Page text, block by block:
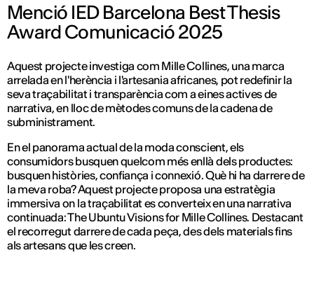
Menció IED Barcelona Best Thesis
Award Comunicació 2025
Aquest projecte investiga com Mille Collines, una marca
arrelada en l'herència i l'artesania africanes, pot redefinir la
seva traçabilitat i transparència com a eines actives de
narrativa, en lloc de mètodes comuns de la cadena de
subministrament.
En el panorama actual de la moda conscient, els
consumidors busquen quelcom més enllà dels productes:
busquen històries, confiança i connexió. Què hi ha darrere de
la meva roba? Aquest projecte proposa una estratègia
immersiva on la traçabilitat es converteix en una narrativa
continuada: The Ubuntu Visions for Mille Collines. Destacant
el recorregut darrere de cada peça, des dels materials fins
als artesans que les creen.